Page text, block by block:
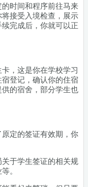
时间和程序前往马来
接受入境检查，展示
完成后，你就可以正
，这是你在学校学习
登记，确认你的住宿
的宿舍，部分学生也
定的签证有效期，你
于学生签证的相关规
。